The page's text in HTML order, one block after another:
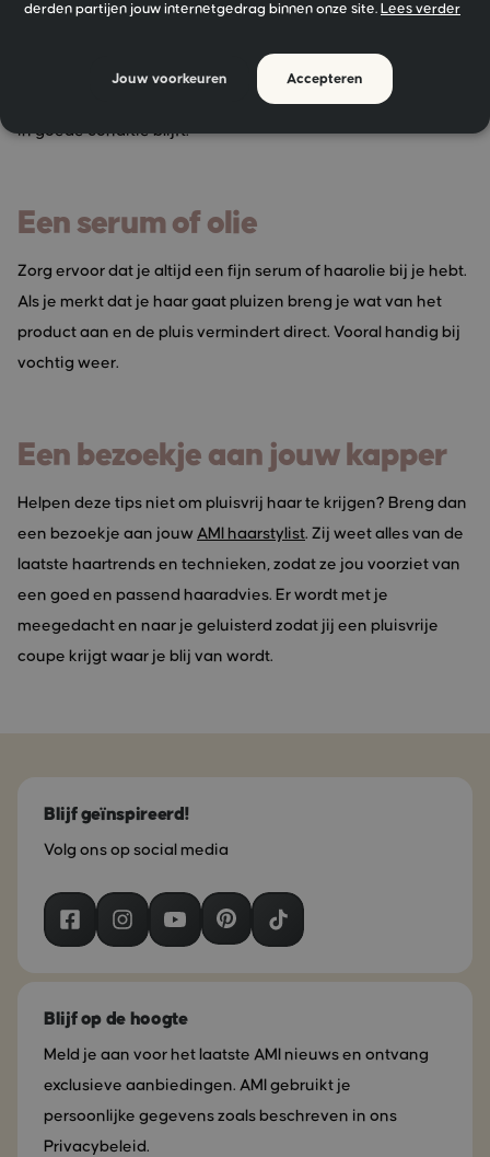
De UV-stralen en de warmte van de zon drogen je haar uit.
eigenlijk hetzelfde als een zonnebrandcrème voor je
lichaam. Het legt een laagje om je haar heen waardoor het
in goede conditie blijft.
Een serum of olie
Zorg ervoor dat je altijd een fijn serum of haarolie bij je hebt.
Als je merkt dat je haar gaat pluizen breng je wat van het
product aan en de pluis vermindert direct. Vooral handig bij
vochtig weer.
Een bezoekje aan jouw kapper
Helpen deze tips niet om pluisvrij haar te krijgen? Breng dan
een bezoekje aan jouw AMI haarstylist. Zij weet alles van de
laatste haartrends en technieken, zodat ze jou voorziet van
een goed en passend haaradvies. Er wordt met je
meegedacht en naar je geluisterd zodat jij een pluisvrije
coupe krijgt waar je blij van wordt.
Blijf geïnspireerd!
Volg ons op social media
Blijf op de hoogte
Meld je aan voor het laatste AMI nieuws en ontvang
exclusieve aanbiedingen. AMI gebruikt je
persoonlijke gegevens zoals beschreven in ons
Privacybeleid.
derden partijen jouw internetgedrag binnen onze site. Lees verder
Accepteren
Jouw voorkeuren